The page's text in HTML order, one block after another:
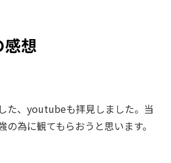
感想
た、youtubeも拝見しました。当
為に観てもらおうと思います。